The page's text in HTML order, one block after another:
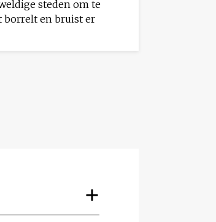
steden om te
borrelt en bruist er